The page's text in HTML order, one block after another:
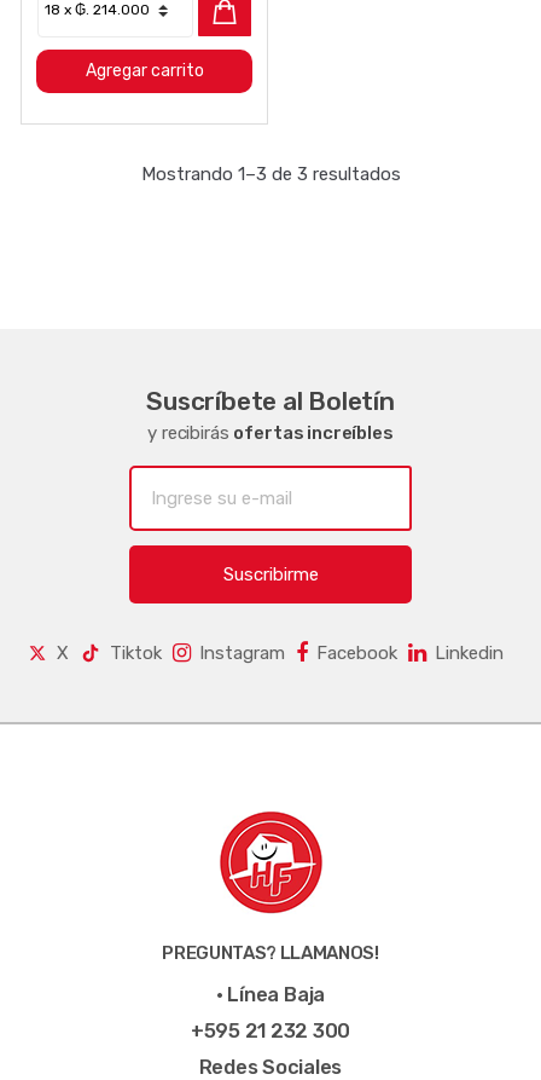
Agregar carrito
Mostrando 1–3 de 3 resultados
Suscríbete al Boletín
y recibirás ofertas increíbles
Suscribirme
X Tiktok Instagram Facebook Linkedin
PREGUNTAS? LLAMANOS!
• Línea Baja
+595 21 232 300
Redes Sociales